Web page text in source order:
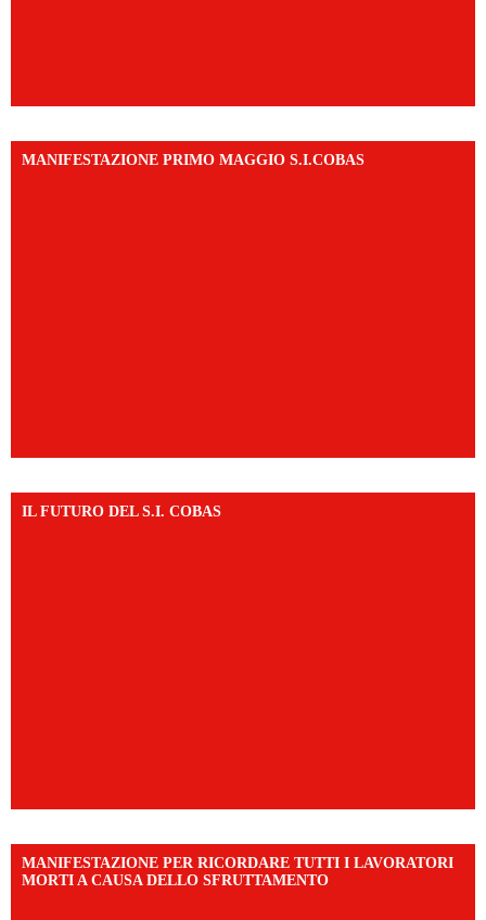
MANIFESTAZIONE PRIMO MAGGIO S.I.COBAS
IL FUTURO DEL S.I. COBAS
MANIFESTAZIONE PER RICORDARE TUTTI I LAVORATORI
MORTI A CAUSA DELLO SFRUTTAMENTO